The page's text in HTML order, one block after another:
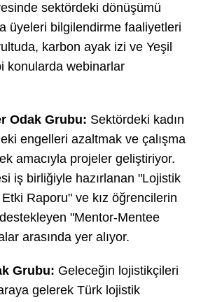
sektördeki dönüşümü
üyeleri bilgilendirme faaliyetleri
karbon ayak izi ve Yeşil
konularda webinarlar
Odak Grubu: Sektördeki kadın
engelleri azaltmak ve çalışma
amacıyla projeler geliştiriyor.
iş birliğiyle hazırlanan "Lojistik
Raporu" ve kız öğrencilerin
"Mentor-Mentee
arasında yer alıyor.
Grubu: Geleceğin lojistikçileri
gelerek Türk lojistik